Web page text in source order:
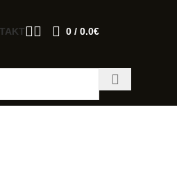
0 / 0.0€